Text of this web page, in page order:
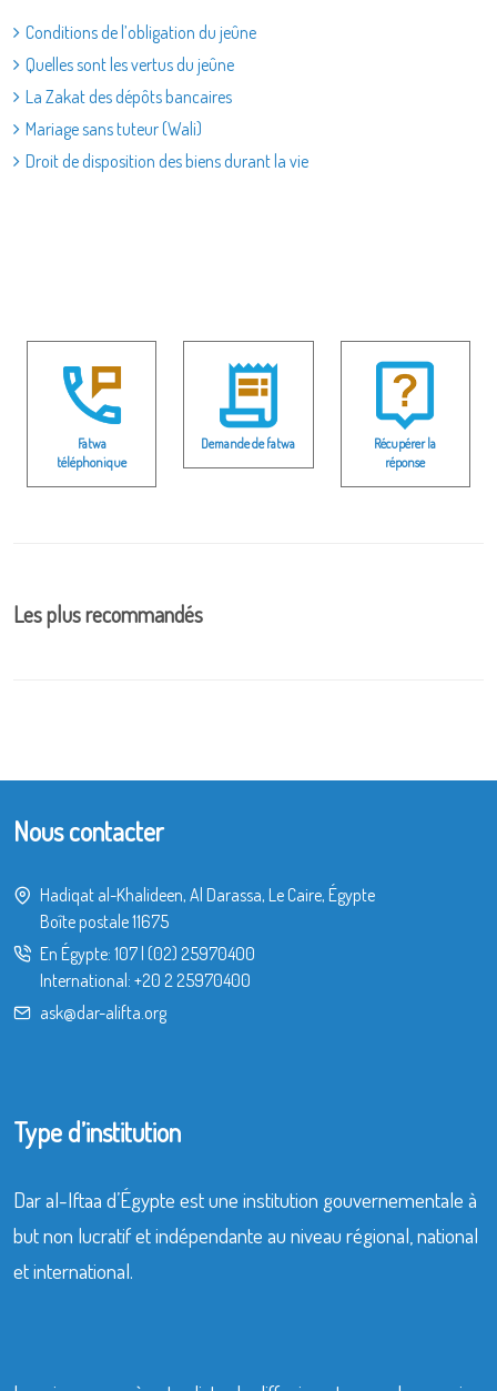
Conditions de l’obligation du jeûne
Quelles sont les vertus du jeûne
La Zakat des dépôts bancaires
Mariage sans tuteur (Wali)
Droit de disposition des biens durant la vie
Fatwa
téléphonique
Demande de fatwa
Récupérer la
réponse
Les plus recommandés
Nous contacter
Hadiqat al-Khalideen, Al Darassa, Le Caire, Égypte
Boîte postale 11675
En Égypte: 107| (02) 25970400
International: +20 2 25970400
ask@dar-alifta.org
Type d’institution
Dar al-Iftaa d’Égypte est une institution gouvernementale à
but non lucratif et indépendante au niveau régional, national
et international.